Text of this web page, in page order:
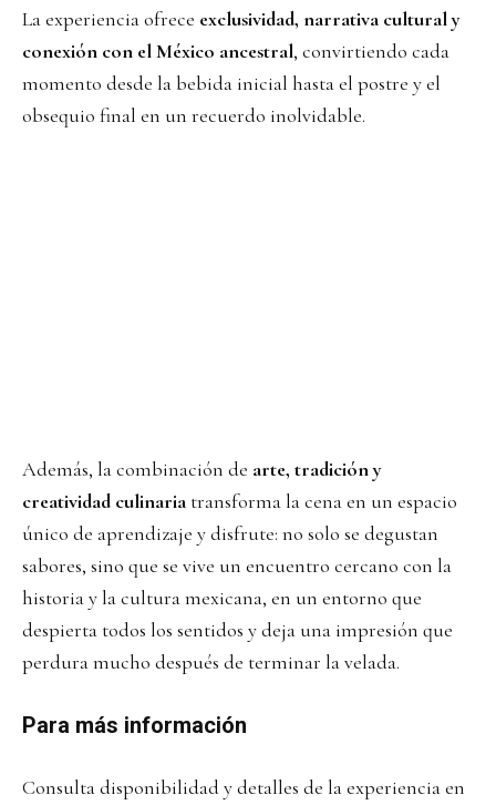
La experiencia ofrece exclusividad, narrativa cultural y
conexión con el México ancestral, convirtiendo cada
momento desde la bebida inicial hasta el postre y el
obsequio final en un recuerdo inolvidable.
Además, la combinación de arte, tradición y
creatividad culinaria transforma la cena en un espacio
único de aprendizaje y disfrute: no solo se degustan
sabores, sino que se vive un encuentro cercano con la
historia y la cultura mexicana, en un entorno que
despierta todos los sentidos y deja una impresión que
perdura mucho después de terminar la velada.
Para más información
Consulta disponibilidad y detalles de la experiencia en